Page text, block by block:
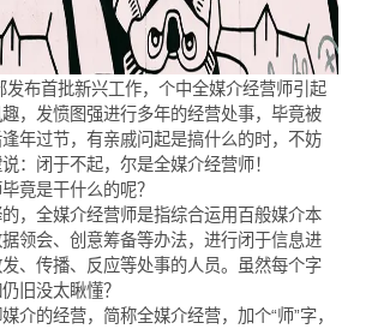
发布首批新兴工作，个中全媒介经营师引起
趣，发愤图强进行多年的经营处事，毕竟被
年过节，有亲戚问起是搞什么的时，不妨
：闭于不起，尔是全媒介经营师！
竟是干什么的呢？
，全媒介经营师是指综合运用百般媒介本
领会、创意筹备等办法，进行闭于信息进
、传播、反应等处事的人员。虽然每个字
旧没太瞅懂？
介的经营，简称全媒介经营，加个“师”字，